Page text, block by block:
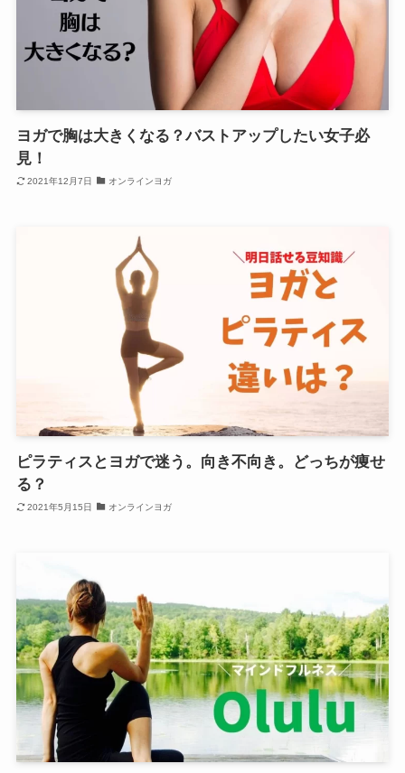
ヨガで胸は大きくなる？バストアップしたい女子必
見！
2021年12月7日 オンラインヨガ
ピラティスとヨガで迷う。向き不向き。どっちが痩せ
る？
2021年5月15日 オンラインヨガ